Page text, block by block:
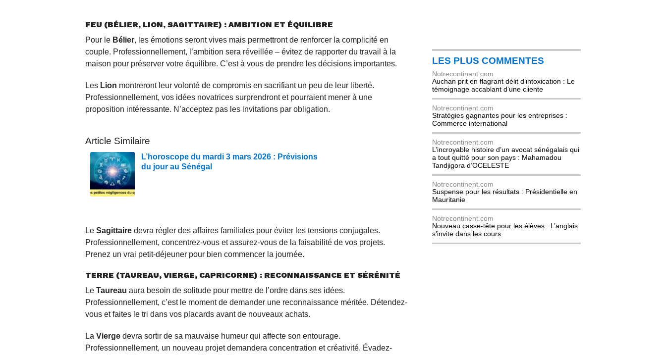
FEU (BÉLIER, LION, SAGITTAIRE) : AMBITION ET ÉQUILIBRE
Pour le Bélier, les émotions seront vives mais permettront de renforcer la complicité en
couple. Professionnellement, l’ambition sera réveillée – évitez de rapporter du travail à la
maison pour préserver votre équilibre. C’est à vous de prendre les décisions importantes.
Les Lion montreront leur volonté de compromis en sacrifiant un peu de leur liberté.
Professionnellement, vos idées novatrices surprendront et pourraient mener à une
proposition intéressante. N’acceptez pas les invitations par obligation.
Article Similaire
L’horoscope du mardi 3 mars 2026 : Prévisions
du jour au Sénégal
Le Sagittaire devra régler des affaires familiales pour éviter les tensions conjugales.
Professionnellement, concentrez-vous et assurez-vous de la faisabilité de vos projets.
Prenez un vrai petit-déjeuner pour bien commencer la journée.
TERRE (TAUREAU, VIERGE, CAPRICORNE) : RECONNAISSANCE ET SÉRÉNITÉ
Le Taureau aura besoin de solitude pour mettre de l’ordre dans ses idées.
Professionnellement, c’est le moment de demander une reconnaissance méritée. Détendez-
vous et faites le tri dans vos placards avant de nouveaux achats.
La Vierge devra sortir de sa mauvaise humeur qui affecte son entourage.
Professionnellement, un nouveau projet demandera concentration et créativité. Évadez-
LES PLUS COMMENTES
Notrecontinent.com
Auchan prit en flagrant délit d’intoxication : Le
témoignage accablant d’une cliente
Notrecontinent.com
Stratégies gagnantes pour les entreprises :
Commerce international
Notrecontinent.com
L’incroyable histoire d’un avocat sénégalais qui
a tout quitté pour son pays : Mahamadou
Tandjigora d’OCELESTE
Notrecontinent.com
Suspense pour les résultats : Présidentielle en
Mauritanie
Notrecontinent.com
Nouveau casse-tête pour les élèves : L’anglais
s’invite dans les cours